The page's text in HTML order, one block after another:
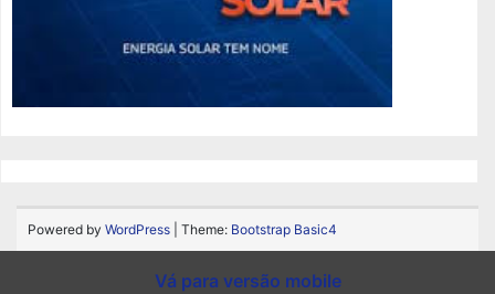
Powered by WordPress | Theme: Bootstrap Basic4
Vá para versão mobile